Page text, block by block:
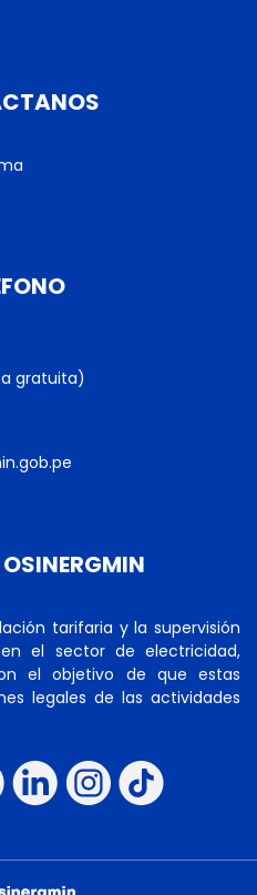
gratuita)
tarifaria y la supervisión
el sector de electricidad,
el objetivo de que estas
legales de las actividades